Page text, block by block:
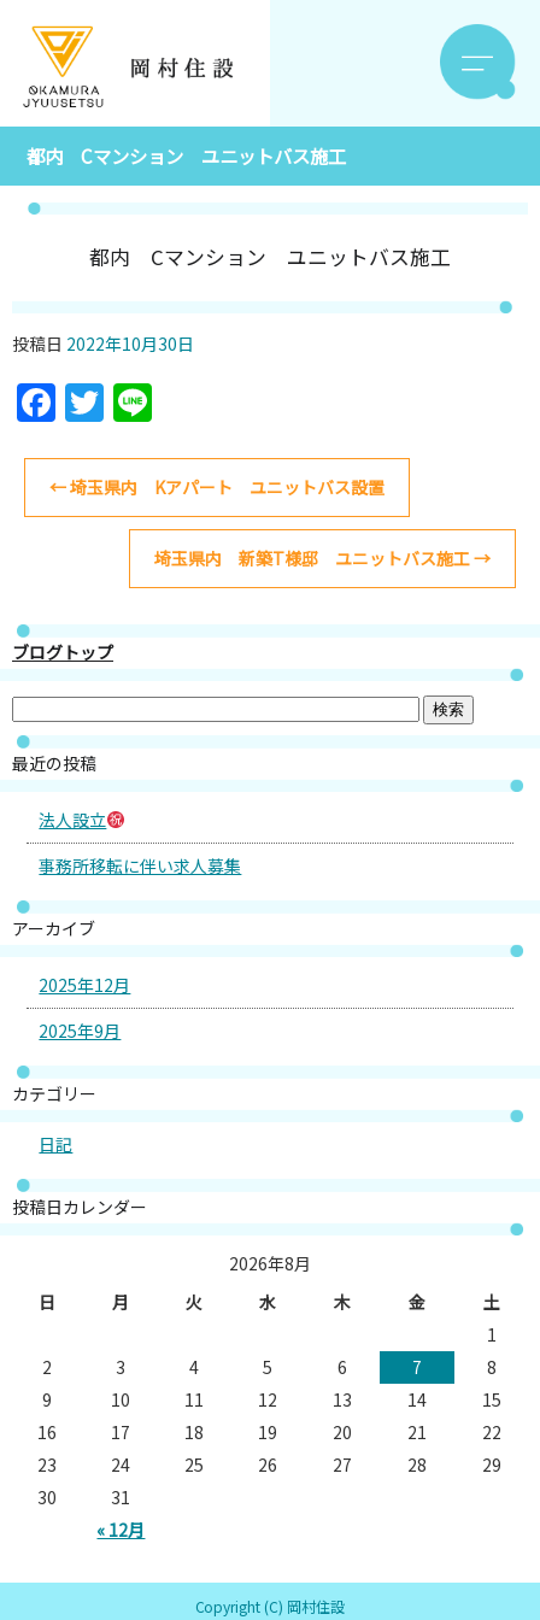
都内 Cマンション ユニットバス施工
都内 Cマンション ユニットバス施工
投稿日 2022年10月30日
Facebook
Twitter
←埼玉県内 Kアパート ユニットバス設置
埼玉県内 新築T様邸 ユニットバス施工→
ブログトップ
最近の投稿
法人設立
事務所移転に伴い求人募集
アーカイブ
2025年12月
2025年9月
カテゴリー
日記
投稿日カレンダー
2026年8月
日
月 火 水 木 金 土
« 12月
1
2
3 4 5 6 7
8
9
10 11 12 13 14
15
16
17 18 19 20 21
22
23
24 25 26 27 28
29
30
31
Copyright (C) 岡村住設